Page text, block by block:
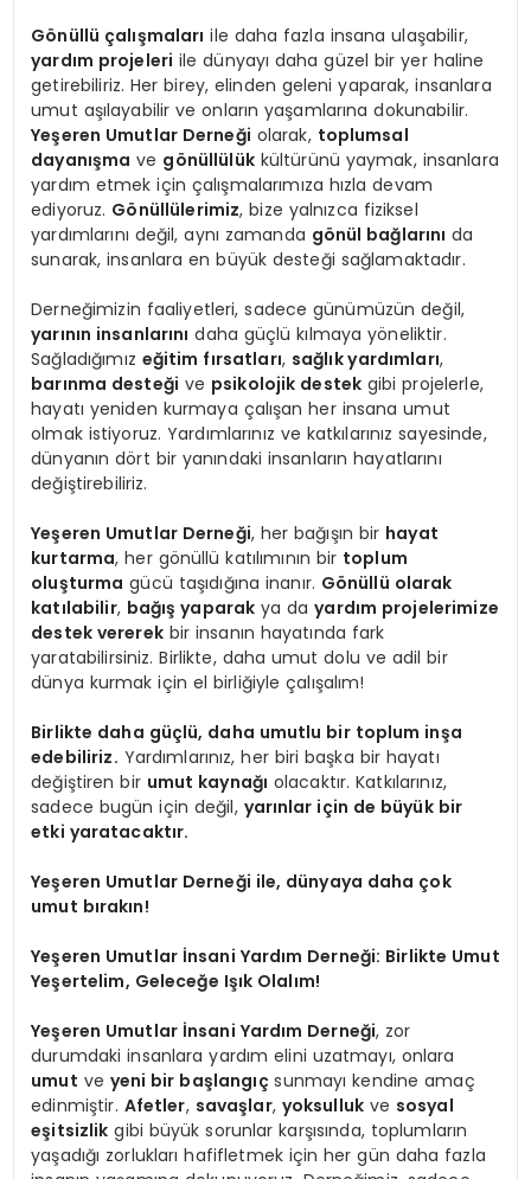
Gönüllü çalışmaları ile daha fazla insana ulaşabilir,
yardım projeleri ile dünyayı daha güzel bir yer haline
getirebiliriz. Her birey, elinden geleni yaparak, insanlara
umut aşılayabilir ve onların yaşamlarına dokunabilir.
Yeşeren Umutlar Derneği olarak, toplumsal
dayanışma ve gönüllülükkültürünü yaymak, insanlara
yardım etmek için çalışmalarımıza hızla devam
ediyoruz. Gönüllülerimiz, bize yalnızca fiziksel
yardımlarını değil, aynı zamanda gönül bağlarını da
sunarak, insanlara en büyük desteği sağlamaktadır.
Derneğimizin faaliyetleri, sadece günümüzün değil,
yarının insanlarını daha güçlü kılmaya yöneliktir.
Sağladığımız eğitim fırsatları, sağlık yardımları,
barınma desteği ve psikolojik destek gibi projelerle,
hayatı yeniden kurmaya çalışan her insana umut
olmak istiyoruz. Yardımlarınız ve katkılarınız sayesinde,
dünyanın dört bir yanındaki insanların hayatlarını
değiştirebiliriz.
Yeşeren Umutlar Derneği, her bağışın bir hayat
kurtarma, her gönüllü katılımının bir toplum
oluşturma gücü taşıdığına inanır. Gönüllü olarak
katılabilir, bağış yaparak ya dayardım projelerimize
destek vererekbir insanın hayatında fark
yaratabilirsiniz. Birlikte, daha umut dolu ve adil bir
dünya kurmak için el birliğiyle çalışalım!
Birlikte daha güçlü, daha umutlu bir toplum inşa
edebiliriz. Yardımlarınız, her biri başka bir hayatı
değiştiren bir umut kaynağı olacaktır. Katkılarınız,
sadece bugün için değil, yarınlar için de büyük bir
etki yaratacaktır.
Yeşeren Umutlar Derneği ile, dünyaya daha çok
umut bırakın!
Yeşeren Umutlar İnsani Yardım Derneği: Birlikte Umut
Yeşertelim, Geleceğe Işık Olalım!
Yeşeren Umutlar İnsani Yardım Derneği, zor
durumdaki insanlara yardım elini uzatmayı, onlara
umut ve yeni bir başlangıç sunmayı kendine amaç
edinmiştir. Afetler, savaşlar, yoksullukve sosyal
eşitsizlik gibi büyük sorunlar karşısında, toplumların
yaşadığı zorlukları hafifletmek için her gün daha fazla